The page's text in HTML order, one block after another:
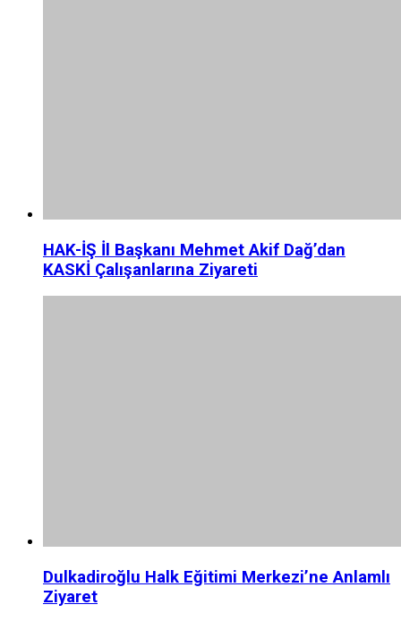
HAK-İŞ İl Başkanı Mehmet Akif Dağ’dan
KASKİ Çalışanlarına Ziyareti
Dulkadiroğlu Halk Eğitimi Merkezi’ne Anlamlı
Ziyaret